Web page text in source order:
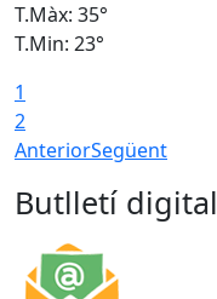
T.Màx: 35°
T.Min: 23°
1
2
AnteriorSegüent
Butlletí digital